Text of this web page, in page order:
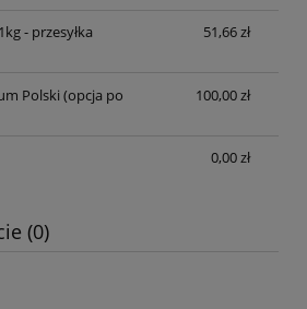
- przesyłka
51,66 zł
Polski (opcja po
100,00 zł
0,00 zł
(0)